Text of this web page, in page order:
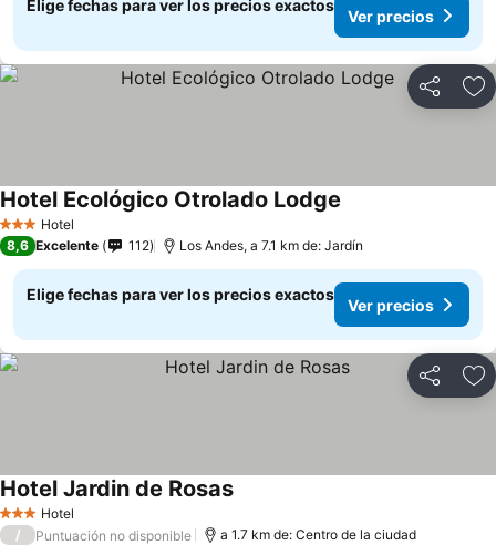
Elige fechas para ver los precios exactos
Ver precios
Compartir
3 Estrellas
Hotel
Hotel Ecológico Otrolado Lodge
8,6 Excelente 112 Los Andes, a 7.1 km de: Jardín
Elige fechas para ver los precios exactos
Ver precios
Compartir
3 Estrellas
Hotel
Hotel Jardin de Rosas
/ Puntuación no disponible a 1.7 km de: Centro de la ciudad